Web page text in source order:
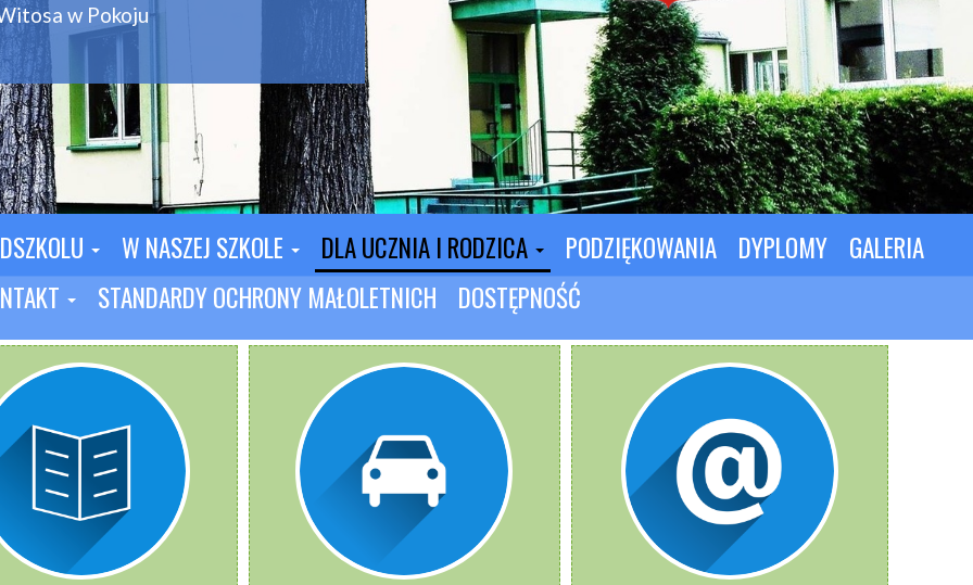
w Pokoju
W NASZEJ SZKOLE DLA UCZNIA I RODZICA PODZIĘKOWANIA DYPLOMY
GALERIA
STANDARDY OCHRONY MAŁOLETNICH DOSTĘPNOŚĆ